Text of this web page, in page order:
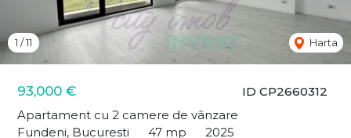
ID CP2660312
93,000 €
Apartament cu 2 camere de vânzare
Fundeni, Bucuresti
47 mp 2025
1 /11 Harta